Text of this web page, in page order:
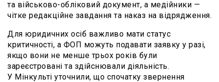
та військово-обліковий документ, а медійники —
чітке редакційне завдання та наказ на відрядження.
Для юридичних осіб важливо мати статус
критичності, а ФОП можуть подавати заявку у разі,
якщо вони не менше трьох років були
зареєстровані та здійснювали діяльність.
У Мінкульті уточнили, що спочатку звернення